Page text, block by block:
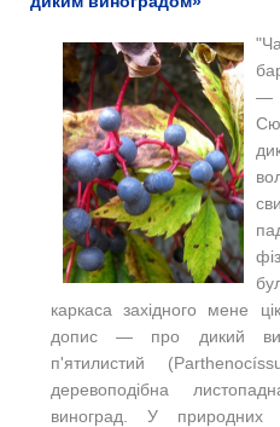
—
каркаса західного мене
допис — про дикий
п'ятилистий
деревоподібна
виноград. У природних